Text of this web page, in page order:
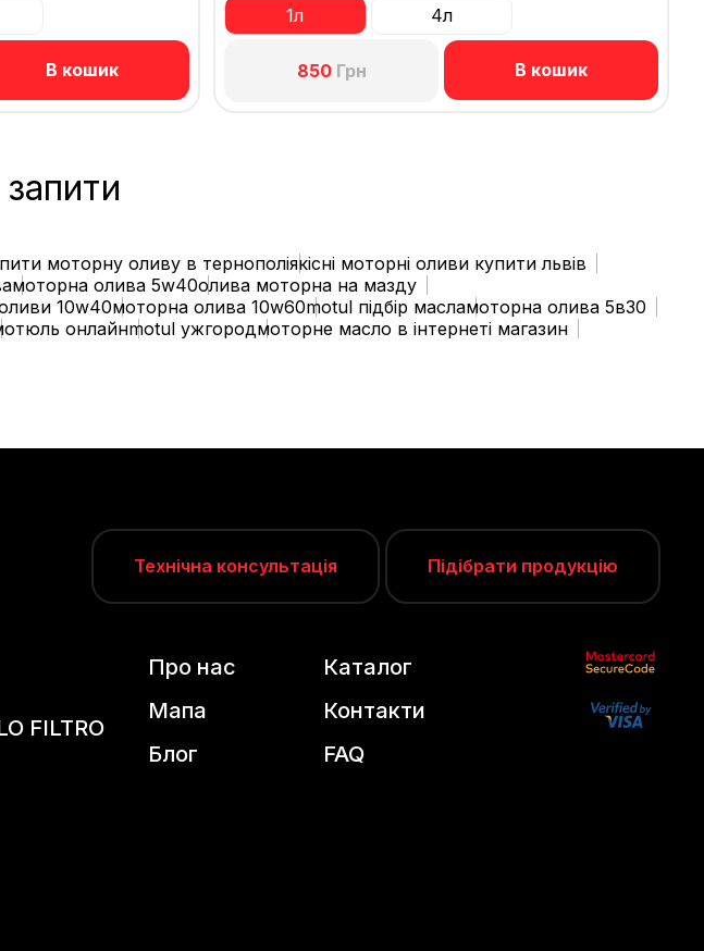
В кошик
1л 4л
850Грн В кошик
моторну оливу в тернополіякісні моторні оливи купити львів
моторна олива 5w40олива моторна на мазду
10w40моторна олива 10w60motul підбір масламоторна олива 5в30
онлайнmotul ужгородмоторне масло в інтернеті магазин
Технічна консультація Підібрати продукцію
FILTRO
Про нас
Мапа
Блог
Каталог
Контакти
FAQ